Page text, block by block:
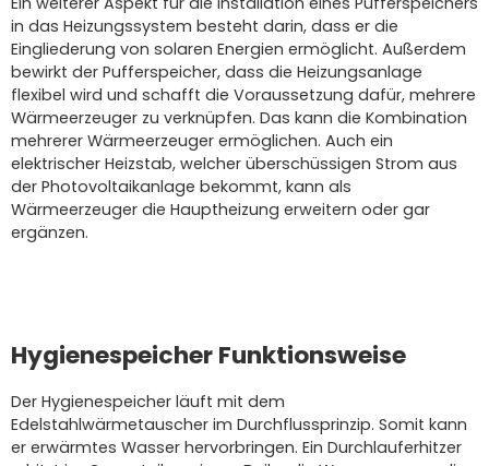
in das Heizungssystem besteht darin, dass er die
Eingliederung von solaren Energien ermöglicht. Außerdem
bewirkt der Pufferspeicher, dass die Heizungsanlage
flexibel wird und schafft die Voraussetzung dafür, mehrere
Wärmeerzeuger zu verknüpfen. Das kann die Kombination
mehrerer Wärmeerzeuger ermöglichen. Auch ein
elektrischer Heizstab, welcher überschüssigen Strom aus
der Photovoltaikanlage bekommt, kann als
Wärmeerzeuger die Hauptheizung erweitern oder gar
ergänzen.
Hygienespeicher Funktionsweise
Der Hygienespeicher läuft mit dem
Edelstahlwärmetauscher im Durchflussprinzip. Somit kann
er erwärmtes Wasser hervorbringen. Ein Durchlauferhitzer